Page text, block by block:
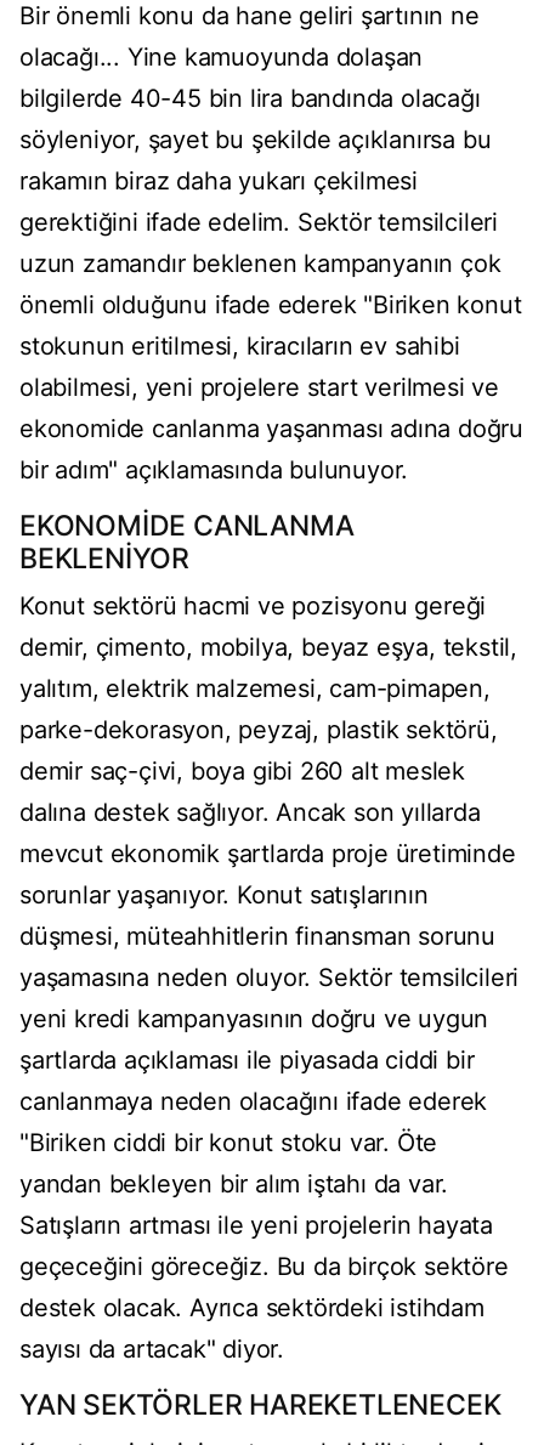
Bir önemli konu da hane geliri şartının ne
olacağı... Yine kamuoyunda dolaşan
bilgilerde 40-45 bin lira bandında olacağı
söyleniyor, şayet bu şekilde açıklanırsa bu
rakamın biraz daha yukarı çekilmesi
gerektiğini ifade edelim. Sektör temsilcileri
uzun zamandır beklenen kampanyanın çok
önemli olduğunu ifade ederek "Biriken konut
stokunun eritilmesi, kiracıların ev sahibi
olabilmesi, yeni projelere start verilmesi ve
ekonomide canlanma yaşanması adına doğru
bir adım" açıklamasında bulunuyor.
EKONOMİDE CANLANMA
BEKLENİYOR
Konut sektörü hacmi ve pozisyonu gereği
demir, çimento, mobilya, beyaz eşya, tekstil,
yalıtım, elektrik malzemesi, cam-pimapen,
parke-dekorasyon, peyzaj, plastik sektörü,
demir saç-çivi, boya gibi 260 alt meslek
dalına destek sağlıyor. Ancak son yıllarda
mevcut ekonomik şartlarda proje üretiminde
sorunlar yaşanıyor. Konut satışlarının
düşmesi, müteahhitlerin finansman sorunu
yaşamasına neden oluyor. Sektör temsilcileri
yeni kredi kampanyasının doğru ve uygun
şartlarda açıklaması ile piyasada ciddi bir
canlanmaya neden olacağını ifade ederek
"Biriken ciddi bir konut stoku var. Öte
yandan bekleyen bir alım iştahı da var.
Satışların artması ile yeni projelerin hayata
geçeceğini göreceğiz. Bu da birçok sektöre
destek olacak. Ayrıca sektördeki istihdam
sayısı da artacak" diyor.
YAN SEKTÖRLER HAREKETLENECEK